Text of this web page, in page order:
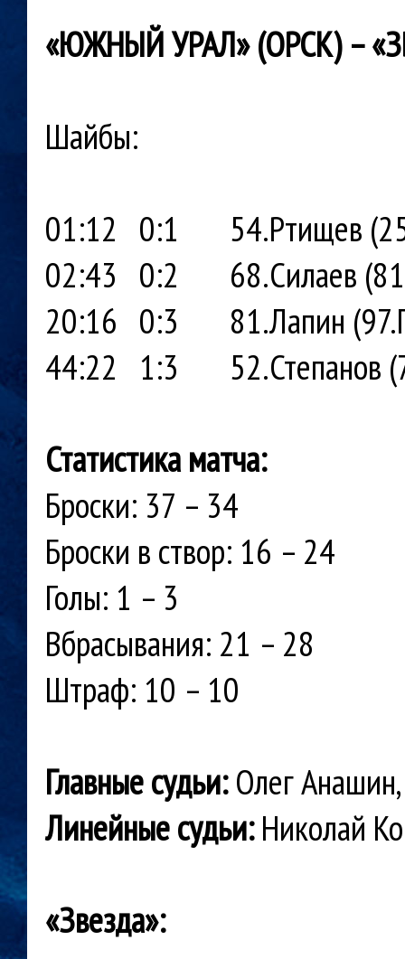
«ЮЖНЫЙ УРАЛ» (ОРСК) –
Шайбы:
01:12 0:1 54.Ртищев
02:43 0:2 68.Силаев
20:16 0:3 81.Лапин
44:22 1:3 52.Степанов
Статистика матча:
Броски: 37 – 34
Броски в створ: 16 – 24
Голы: 1 – 3
Вбрасывания: 21 – 28
Штраф: 10 – 10
Главные судьи:Олег
Линейные судьи:Николай
«Звезда»: